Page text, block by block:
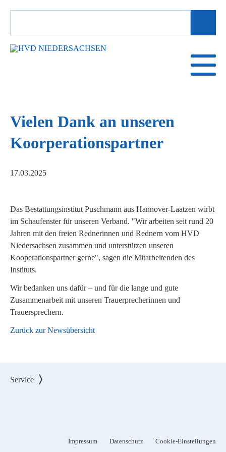
SUCHBEGRIFFE
Vielen Dank an unseren
Koorperationspartner
17.03.2025
Das Bestattungsinstitut Puschmann aus Hannover-Laatzen wirbt
im Schaufenster für unseren Verband. "Wir arbeiten seit rund 20
Jahren mit den freien Rednerinnen und Rednern vom HVD
Niedersachsen zusammen und unterstützen unseren
Kooperationspartner gerne", sagen die Mitarbeitenden des
Instituts.
Wir bedanken uns dafür – und für die lange und gute
Zusammenarbeit mit unseren Trauerprecherinnen und
Trauersprechern.
Zurück zur Newsübersicht
Service
Impressum Datenschutz Cookie-Einstellungen